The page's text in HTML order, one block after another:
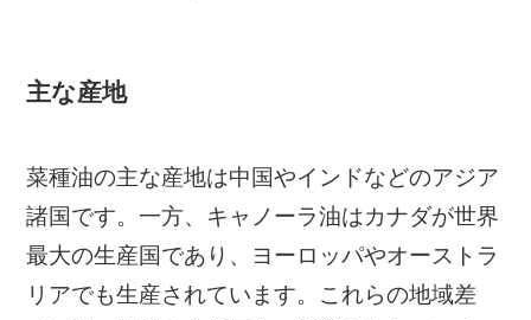
主な産地
菜種油の主な産地は中国やインドなどのアジア
諸国です。一方、キャノーラ油はカナダが世界
最大の生産国であり、ヨーロッパやオーストラ
リアでも生産されています。これらの地域差